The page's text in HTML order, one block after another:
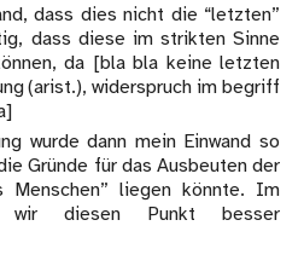
dass dies nicht die “letzten”
dass diese im strikten Sinne
da [bla bla keine letzten
(arist.), widerspruch im begriff
wurde dann mein Einwand so
Gründe für das Ausbeuten der
Menschen” liegen könnte. Im
wir diesen Punkt besser